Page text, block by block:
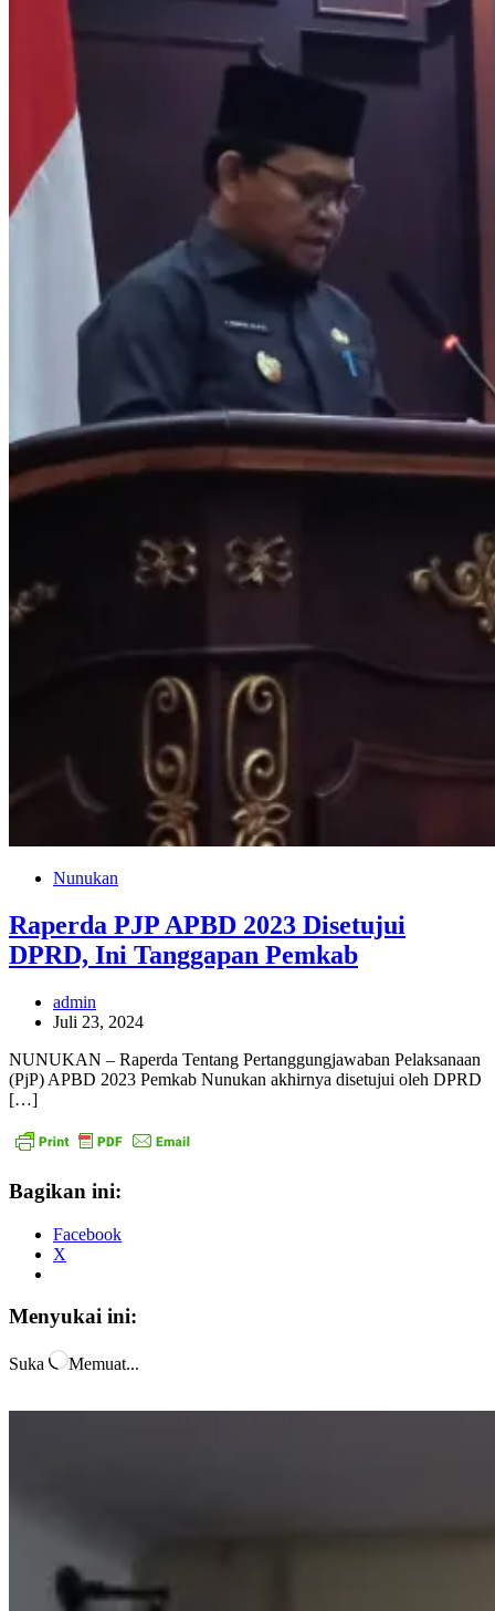
Nunukan
Raperda PJP APBD 2023 Disetujui
DPRD, Ini Tanggapan Pemkab
admin
Juli 23, 2024
NUNUKAN – Raperda Tentang Pertanggungjawaban Pelaksanaan
(PjP) APBD 2023 Pemkab Nunukan akhirnya disetujui oleh DPRD
[…]
Bagikan ini:
Facebook
X
Menyukai ini:
Suka Memuat...